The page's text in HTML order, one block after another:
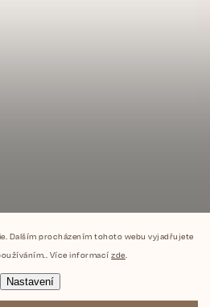
Dalším procházením tohoto webu vyjadřujete
Více informacízde
Nastavení